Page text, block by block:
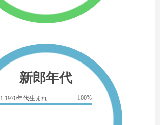
新郎年代
1.1970年代生まれ 100%